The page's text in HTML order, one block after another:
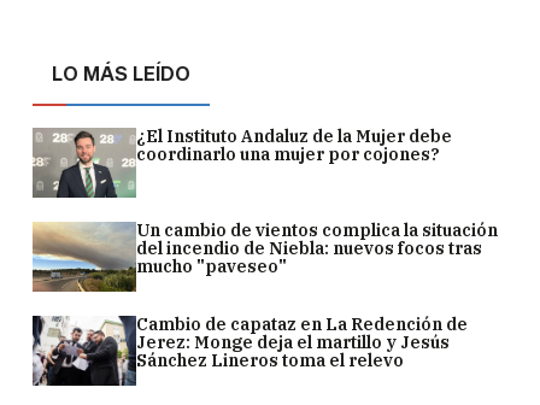
LO MÁS LEÍDO
¿El Instituto Andaluz de la Mujer debe
coordinarlo una mujer por cojones?
Un cambio de vientos complica la situación
del incendio de Niebla: nuevos focos tras
mucho "paveseo"
Cambio de capataz en La Redención de
Jerez: Monge deja el martillo y Jesús
Sánchez Lineros toma el relevo